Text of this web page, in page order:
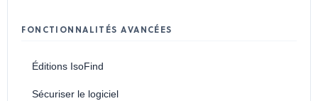
FONCTIONNALITÉS AVANCÉES
Éditions IsoFind
Sécuriser le logiciel